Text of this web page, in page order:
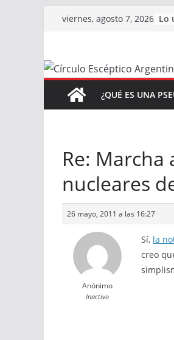
Saltarviernes, agosto 7, 2026 Lo
¿QUÉ ES UNA
Re: Marcha
nucleares
26 mayo, 2011 a las 16:27
Anónimo
Inactivo
Sí, la
creo